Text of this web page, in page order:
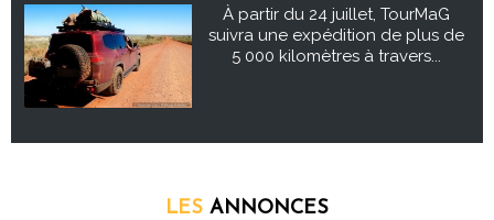
À partir du 24 juillet, TourMaG
suivra une expédition de plus de
5 000 kilomètres à travers...
LES ANNONCES